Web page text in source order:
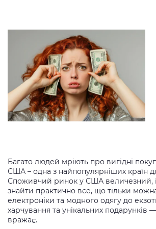
Багато людей мріють про вигідні
США – одна з найпопулярніших країн
Споживчий ринок у США величезний,
знайти практично все, що тільки
електроніки та модного одягу до
харчування та унікальних подарунків
вражає.